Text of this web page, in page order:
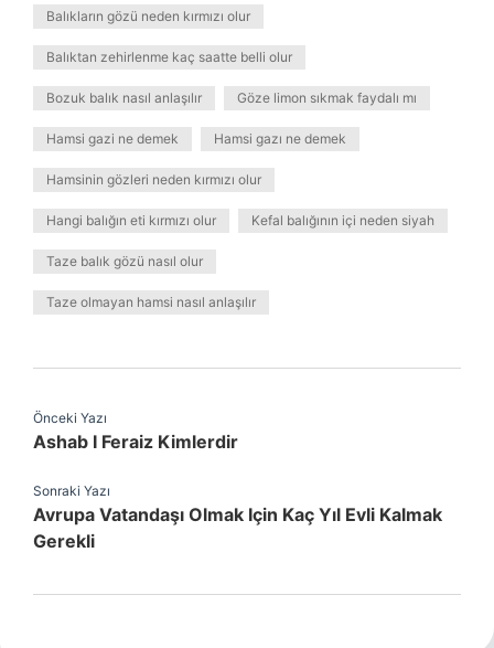
Balıkların gözü neden kırmızı olur
Balıktan zehirlenme kaç saatte belli olur
Bozuk balık nasıl anlaşılır Göze limon sıkmak faydalı mı
Hamsi gazi ne demek Hamsi gazı ne demek
Hamsinin gözleri neden kırmızı olur
Hangi balığın eti kırmızı olur Kefal balığının içi neden siyah
Taze balık gözü nasıl olur
Taze olmayan hamsi nasıl anlaşılır
Önceki Yazı
Ashab I Feraiz Kimlerdir
Sonraki Yazı
Avrupa Vatandaşı Olmak Için Kaç Yıl Evli Kalmak
Gerekli